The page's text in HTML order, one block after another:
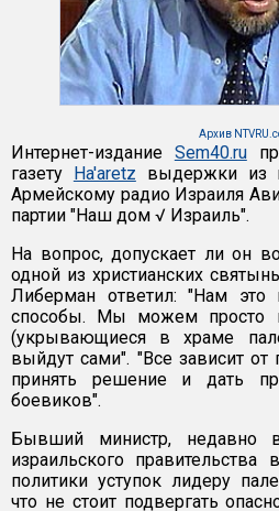
Архив
Интернет-издание Sem40.ru
газету Ha'aretz выдержки из
Армейскому радио Израиля
партии "Наш дом √ Израиль".
На вопрос, допускает ли он
одной из христианских
Либерман ответил: "Нам это
способы. Мы можем просто
(укрывающиеся в храме
выйдут сами". "Все зависит
принять решение и дать
боевиков".
Бывший министр, недавно
израильского правительства
политики уступок лидеру
что не стоит подвергать